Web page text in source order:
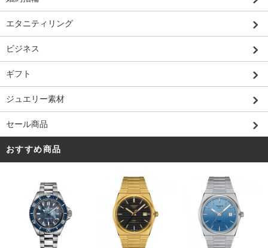
エタニティリング
ビジネス
ギフト
ジュエリー素材
セール商品
おすすめ商品